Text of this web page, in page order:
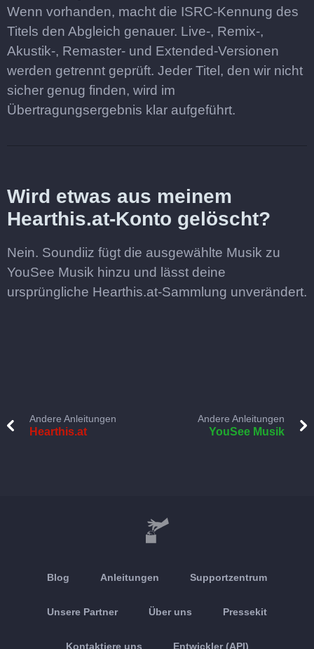
Wenn vorhanden, macht die ISRC-Kennung des
Titels den Abgleich genauer. Live-, Remix-,
Akustik-, Remaster- und Extended-Versionen
werden getrennt geprüft. Jeder Titel, den wir nicht
sicher genug finden, wird im
Übertragungsergebnis klar aufgeführt.
Wird etwas aus meinem
Hearthis.at-Konto gelöscht?
Nein. Soundiiz fügt die ausgewählte Musik zu
YouSee Musik hinzu und lässt deine
ursprüngliche Hearthis.at-Sammlung unverändert.
Andere Anleitungen
Hearthis.at
Andere Anleitungen
YouSee Musik
Blog Anleitungen Supportzentrum
Unsere Partner Über uns Pressekit
Kontaktiere uns Entwickler (API)